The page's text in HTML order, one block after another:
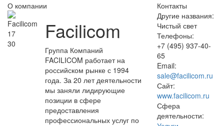
О компании
17
30
Facilicom
Группа Компаний
FACILICOM работает на
российском рынке с 1994
года. За 20 лет деятельности
мы заняли лидирующие
позиции в сфере
предоставления
профессиональных услуг по
Контакты
Другие названия:
Чистый свет
Телефоны:
+7 (495) 937-40-
65
Email:
sale@facilicom.ru
Сайт:
www.facilicom.ru
Сфера
деятельности: